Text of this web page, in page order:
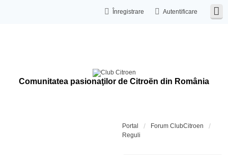
Autentificare
Înregistrare
Comunitatea pasionaţilor de Citroën din România
Portal
Forum ClubCitroen
Reguli